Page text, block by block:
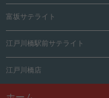
富坂サテライト
江戸川橋駅前サテライト
江戸川橋店